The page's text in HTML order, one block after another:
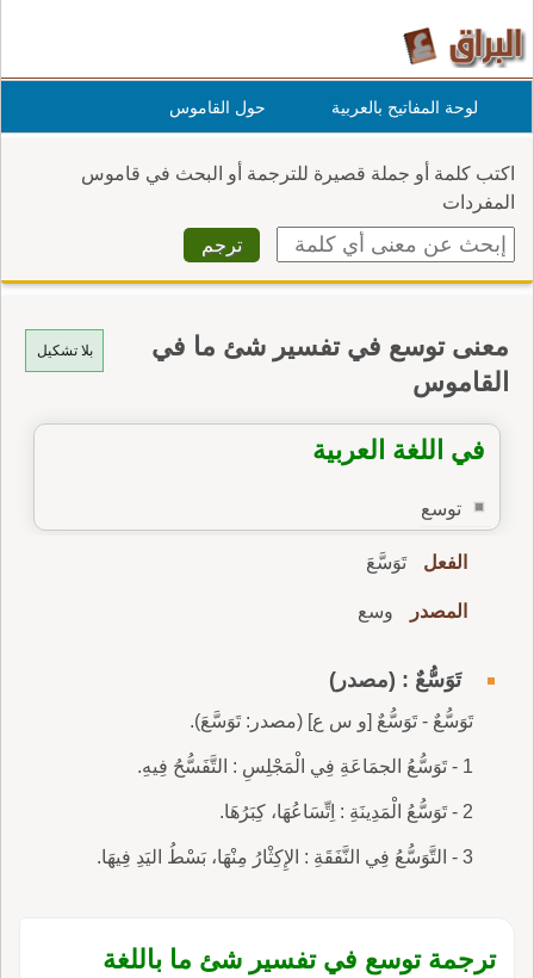
لوحة المفاتيح بالعربية حول القاموس
اكتب كلمة أو جملة قصيرة للترجمة أو البحث في قاموس
المفردات
بلا تشكيل
معنى توسع في تفسير شئ ما في
القاموس
في اللغة العربية
توسع
الفعل تَوَسَّعَ
المصدر وسع
تَوَسُّعٌ : (مصدر)
تَوَسُّعٌ - تَوَسُّعٌ [و س ع] (مصدر: تَوَسَّعَ).
1 - تَوَسُّعُ الجمَاعَةِ فِي الْمَجْلِسِ : التَّفَسُّحُ فِيهِ.
2 - تَوَسُّعُ الْمَدِينَةِ : اِتِّسَاعُهَا، كِبَرُهَا.
3 - التَّوَسُّعُ فِي النَّفَقَةِ : الإِكِثْارُ مِنْهَا، بَسْطُ اليَدِ فِيهَا.
ترجمة توسع في تفسير شئ ما باللغة